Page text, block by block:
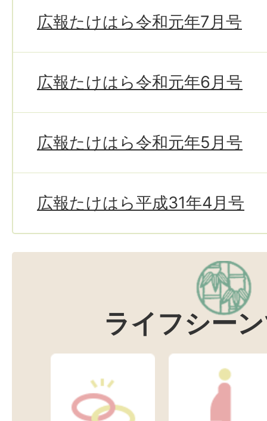
広報たけはら令和元年7月号
広報たけはら令和元年6月号
広報たけはら令和元年5月号
広報たけはら平成31年4月号
ライフシー